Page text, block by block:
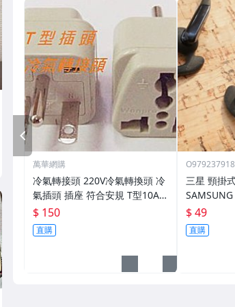
萬華網購
冷氣轉接頭 220V冷氣轉換頭 冷
氣插頭 插座 符合安規 T型10A
萬用 轉接 插座 2P+E 轉換插頭
$ 150
直購
O979237918
三星 頸掛
SAMSUNG
920
$ 49
直購